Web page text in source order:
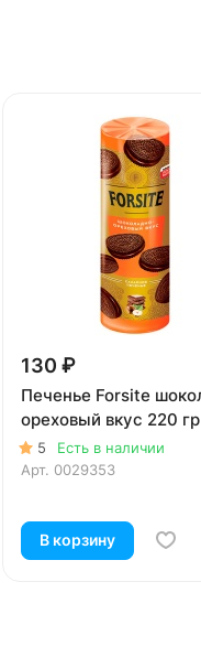
130 ₽
Печенье Forsite
ореховый вкус 220 гр
5
Есть в наличии
Арт. 0029353
В корзину